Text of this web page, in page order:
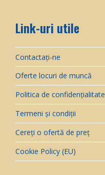
Link-uri utile
Contactați-ne
Oferte locuri de muncă
Politica de confidențialitate
Termeni și condiții
Cereți o ofertă de preț
Cookie Policy (EU)